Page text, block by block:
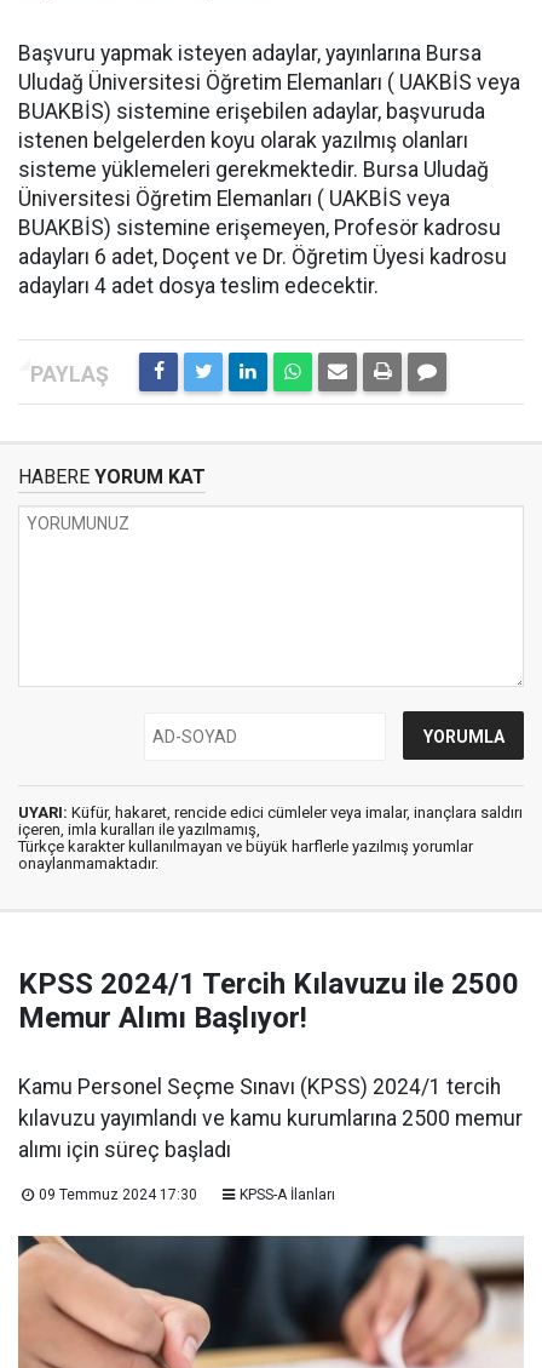
Başvuru yapmak isteyen adaylar, yayınlarına Bursa
Uludağ Üniversitesi Öğretim Elemanları ( UAKBİS veya
BUAKBİS) sistemine erişebilen adaylar, başvuruda
istenen belgelerden koyu olarak yazılmış olanları
sisteme yüklemeleri gerekmektedir. Bursa Uludağ
Üniversitesi Öğretim Elemanları ( UAKBİS veya
BUAKBİS) sistemine erişemeyen, Profesör kadrosu
adayları 6 adet, Doçent ve Dr. Öğretim Üyesi kadrosu
adayları 4 adet dosya teslim edecektir.
HABERE YORUM KAT
UYARI: Küfür, hakaret, rencide edici cümleler veya imalar, inançlara saldırı
içeren, imla kuralları ile yazılmamış,
Türkçe karakter kullanılmayan ve büyük harflerle yazılmış yorumlar
onaylanmamaktadır.
KPSS 2024/1 Tercih Kılavuzu ile 2500
Memur Alımı Başlıyor!
Kamu Personel Seçme Sınavı (KPSS) 2024/1 tercih
kılavuzu yayımlandı ve kamu kurumlarına 2500 memur
alımı için süreç başladı
09 Temmuz 2024 17:30 KPSS-A İlanları